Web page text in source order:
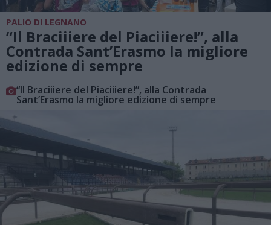
PALIO DI LEGNANO
“Il Braciiiere del Piaciiiere!”, alla
Contrada Sant’Erasmo la migliore
edizione di sempre
“Il Braciiiere del Piaciiiere!”, alla Contrada
Sant’Erasmo la migliore edizione di sempre